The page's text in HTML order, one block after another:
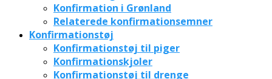
Konfirmation i Grønland
Relaterede konfirmationsemner
Konfirmationstøj
Konfirmationstøj til piger
Konfirmationskjoler
Konfirmationstøj til drenge